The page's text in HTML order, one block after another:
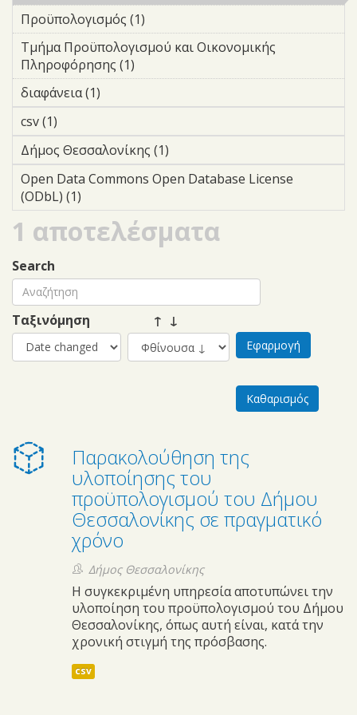
Προϋπολογισμός (1)
Τμήμα Προϋπολογισμού και Οικονομικής
Πληροφόρησης (1)
Οικονομικής Πληροφόρησης filter
διαφάνεια (1)
csv (1)
Δήμος Θεσσαλονίκης (1)
filter
Open Data Commons Open Database License
(ODbL) (1)
License (ODbL) filter
1 αποτελέσματα
Search
Ταξινόμηση ↑ ↓
Παρακολούθηση της
υλοποίησης του
προϋπολογισμού του Δήμου
Θεσσαλονίκης σε πραγματικό
χρόνο
Δήμος Θεσσαλονίκης
Η συγκεκριμένη υπηρεσία αποτυπώνει την
υλοποίηση του προϋπολογισμού του Δήμου
Θεσσαλονίκης, όπως αυτή είναι, κατά την
χρονική στιγμή της πρόσβασης.
csv